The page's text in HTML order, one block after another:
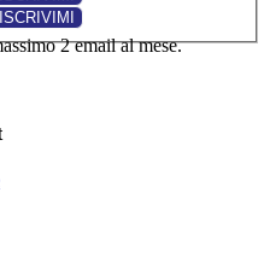
2 email al mese.